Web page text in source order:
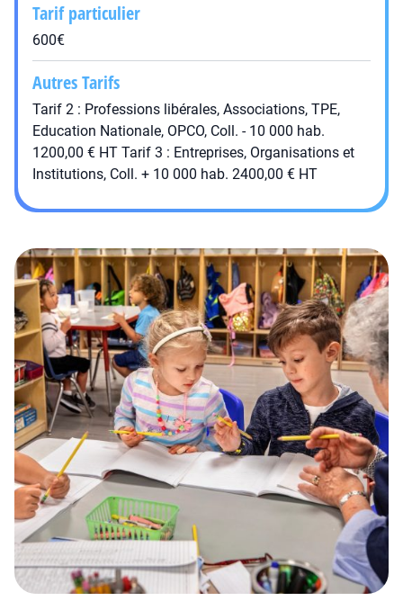
Tarif particulier
600€
Autres Tarifs
Tarif 2 : Professions libérales, Associations, TPE,
Education Nationale, OPCO, Coll. - 10 000 hab.
1200,00 € HT Tarif 3 : Entreprises, Organisations et
Institutions, Coll. + 10 000 hab. 2400,00 € HT